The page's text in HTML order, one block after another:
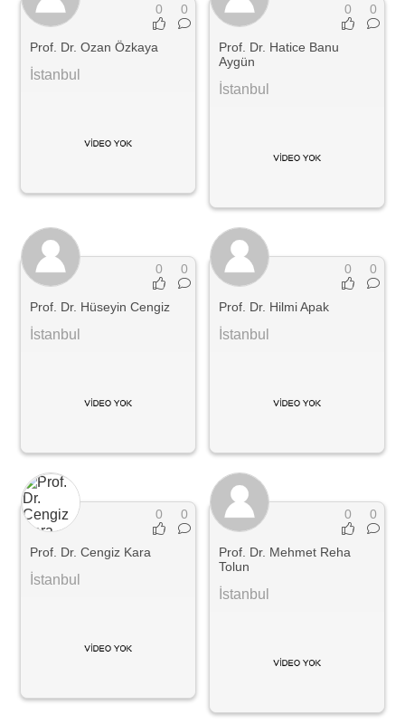
0 0
Prof. Dr. Ozan Özkaya
İstanbul
0 0
Prof. Dr. Hatice Banu
Aygün
İstanbul
0 0
Prof. Dr. Hüseyin Cengiz
İstanbul
0 0
Prof. Dr. Hilmi Apak
İstanbul
0 0
Prof. Dr. Cengiz Kara
İstanbul
0 0
Prof. Dr. Mehmet Reha
Tolun
İstanbul